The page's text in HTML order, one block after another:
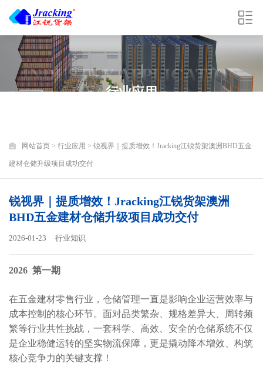
INDUSTRY APPLICATION
行业应用
网站首页 > 行业应用 > 锐视界｜提质增效！Jracking江锐货架澳洲BHD五金
建材仓储升级项目成功交付
锐视界｜提质增效！Jracking江锐货架澳洲
BHD五金建材仓储升级项目成功交付
2026-01-23 行业知识
2026 第一期
在五金建材零售行业，仓储管理一直是影响企业运营效率与
成本控制的核心环节。面对品类繁杂、规格差异大、周转频
繁等行业共性挑战，一套科学、高效、安全的仓储系统不仅
是企业稳健运转的坚实物流保障，更是撬动降本增效、构筑
核心竞争力的关键支撑！